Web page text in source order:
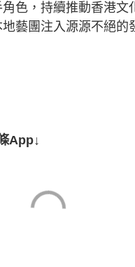
色，持續推動香港文
藝團注入源源不絕的
App↓